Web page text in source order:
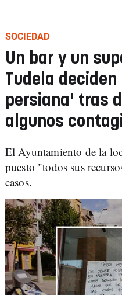
SOCIEDAD
Un bar y un
Tudela
persiana' tras
algunos
El Ayuntamiento de la
puesto "todos sus
casos.